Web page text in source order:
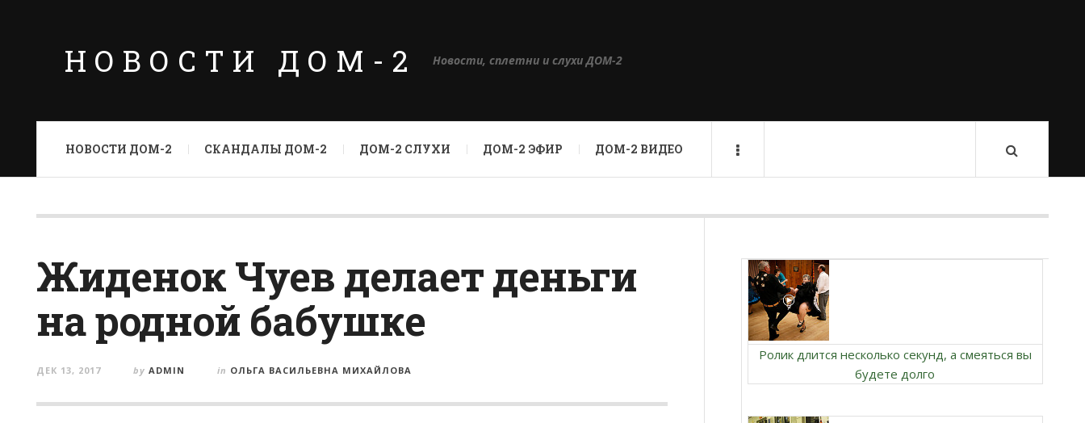
НОВОСТИ ДОМ-2 Новости, сплетни и слухи ДОМ-2
НОВОСТИ ДОМ-2 СКАНДАЛЫ ДОМ-2 ДОМ-2 СЛУХИ ДОМ-2 ЭФИР ДОМ-2 ВИДЕО
Жиденок Чуев делает деньги
на родной бабушке
ДЕК 13, 2017 by ADMIN in ОЛЬГА ВАСИЛЬЕВНА МИХАЙЛОВА
Ролик длится несколько секунд, а смеяться вы
будете долго